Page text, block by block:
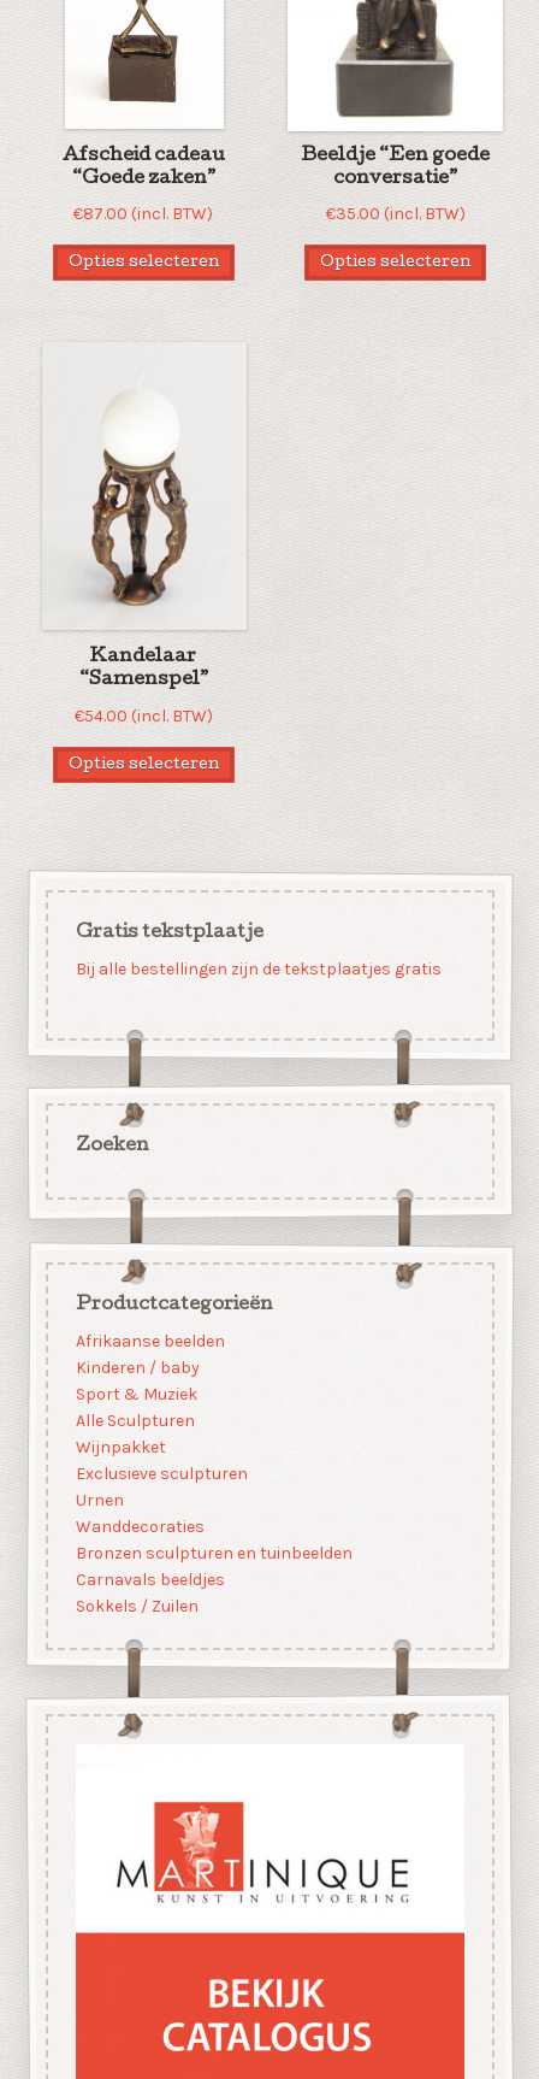
Afscheid cadeau
“Goede zaken”
€87.00 (incl. BTW)
Opties selecteren
Beeldje “Een goede
conversatie”
€35.00 (incl. BTW)
Opties selecteren
Kandelaar
“Samenspel”
€54.00 (incl. BTW)
Opties selecteren
Gratis tekstplaatje
Bij alle bestellingen zijn de tekstplaatjes gratis
Zoeken
Productcategorieën
Afrikaanse beelden
Kinderen / baby
Sport & Muziek
Alle Sculpturen
Wijnpakket
Exclusieve sculpturen
Urnen
Wanddecoraties
Bronzen sculpturen en tuinbeelden
Carnavals beeldjes
Sokkels / Zuilen